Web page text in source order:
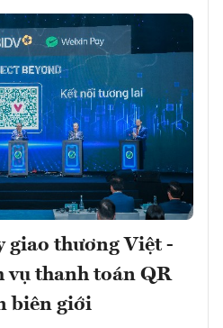
giao thương Việt -
vụ thanh toán QR
biên giới